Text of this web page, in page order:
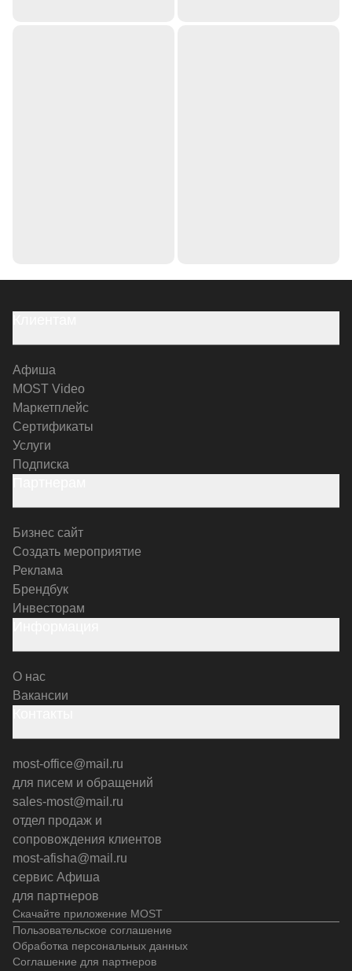
Скачайте приложение MOST
Афиша
MOST Video
Маркетплейс
Сертификаты
Услуги
Подписка
Бизнес сайт
Создать мероприятие
Реклама
Брендбук
Инвесторам
О нас
Вакансии
most-office@mail.ru
для писем и обращений
sales-most@mail.ru
отдел продаж и
сопровождения клиентов
most-afisha@mail.ru
сервис Афиша
для партнеров
Пользовательское соглашение
Обработка персональных данных
Соглашение для партнеров